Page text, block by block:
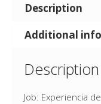
Description
Additional
Description
Job: Experiencia